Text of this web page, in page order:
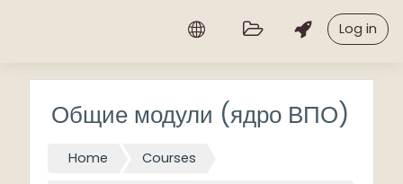
Log in
Общие модули (ядро ВПО)
Home Courses